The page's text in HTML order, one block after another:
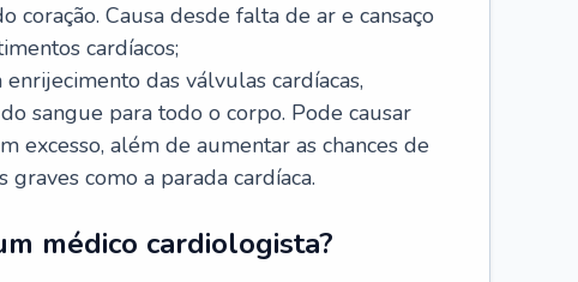
coração. Causa desde falta de ar e cansaço
cardíacos;
das válvulas cardíacas,
sangue para todo o corpo. Pode causar
excesso, além de aumentar as chances de
como a parada cardíaca.
médico cardiologista?